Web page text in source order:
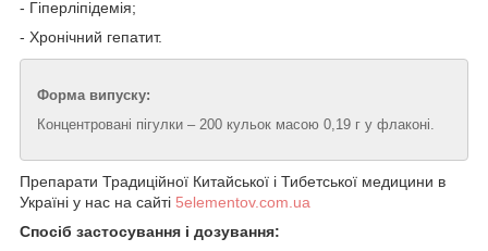
- Гіперліпідемія;
- Хронічний гепатит.
Форма випуску:
Концентровані пігулки – 200 кульок масою 0,19 г у флаконі.
Препарати Традиційної Китайської і Тибетської медицини в
Україні у нас на сайті 5elementov.com.ua
Спосіб застосування і дозування: